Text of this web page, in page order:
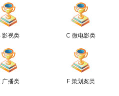
影视类 C 微电影类
广播类 F 策划案类